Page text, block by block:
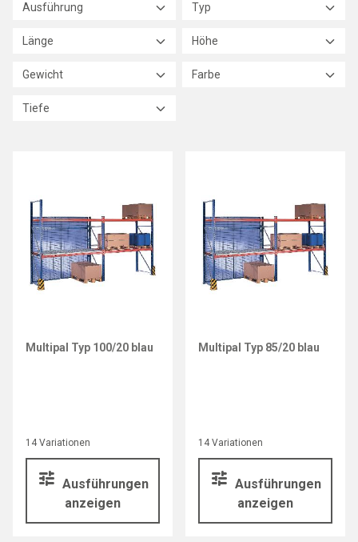
Ausführung Typ
Länge Höhe
Gewicht Farbe
Tiefe
14 Variationen
Ausführungen
anzeigen
Multipal Typ 100/20 blau
14 Variationen
Ausführungen
anzeigen
Multipal Typ 85/20 blau